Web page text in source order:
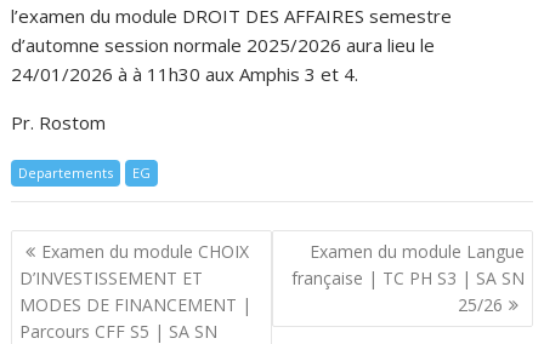
l’examen du module DROIT DES AFFAIRES semestre
d’automne session normale 2025/2026 aura lieu le
24/01/2026 à à 11h30 aux Amphis 3 et 4.
Pr. Rostom
Departements EG
Navigation
de
l’article
Examen du module CHOIX
D’INVESTISSEMENT ET
MODES DE FINANCEMENT |
Parcours CFF S5 | SA SN
Examen du module Langue
française | TC PH S3 | SA SN
25/26